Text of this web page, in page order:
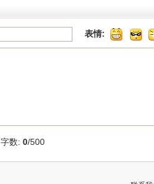
表情:
字数: 0/500